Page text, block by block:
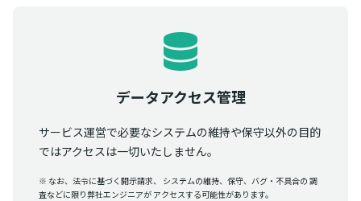
データアクセス管理
サービス運営で必要なシステムの維持や保守以外の目的
ではアクセスは一切いたしません。
※ なお、法令に基づく開示請求、 システムの維持、保守、バグ・不具合の 調
査などに限り弊社エンジニアが アクセスする可能性があります。